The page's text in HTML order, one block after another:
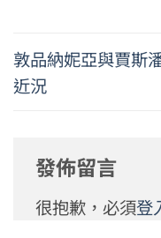
敦品納妮亞與賈斯
近況
發佈留言
很抱歉，必須登